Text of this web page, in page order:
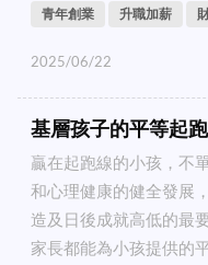
青年創業 升職加薪
2025/06/22
基層孩子的平等起
贏在起跑線的小孩，不
和心理健康的健全發展
造及日後成就高低的最
家長都能為小孩提供的